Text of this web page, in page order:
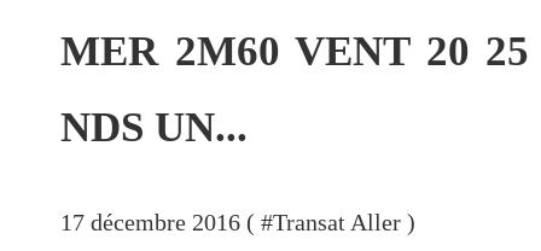
MER 2M60 VENT 20 25
NDS UN...
17 décembre 2016 ( #Transat Aller )